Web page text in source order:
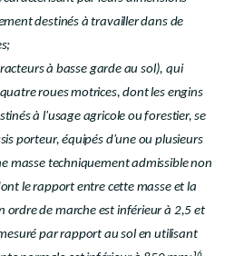
destinés à travailler dans de
à basse garde au sol), qui
roues motrices, dont les engins
à l'usage agricole ou forestier, se
porteur, équipés d'une ou plusieurs
masse techniquement admissible non
le rapport entre cette masse et la
ordre de marche est inférieur à 2,5 et
par rapport au sol en utilisant